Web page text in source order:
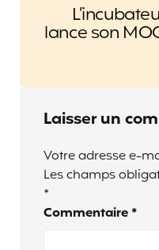
lance son
Laisser un
Votre adresse e-
Les champs
*
Commentaire *